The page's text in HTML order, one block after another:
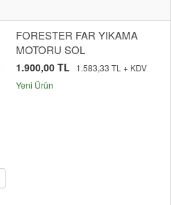
FORESTER FAR YIKAMA
MOTORU SOL
1.900,00 TL
1.583,33 TL + KDV
Yeni Ürün